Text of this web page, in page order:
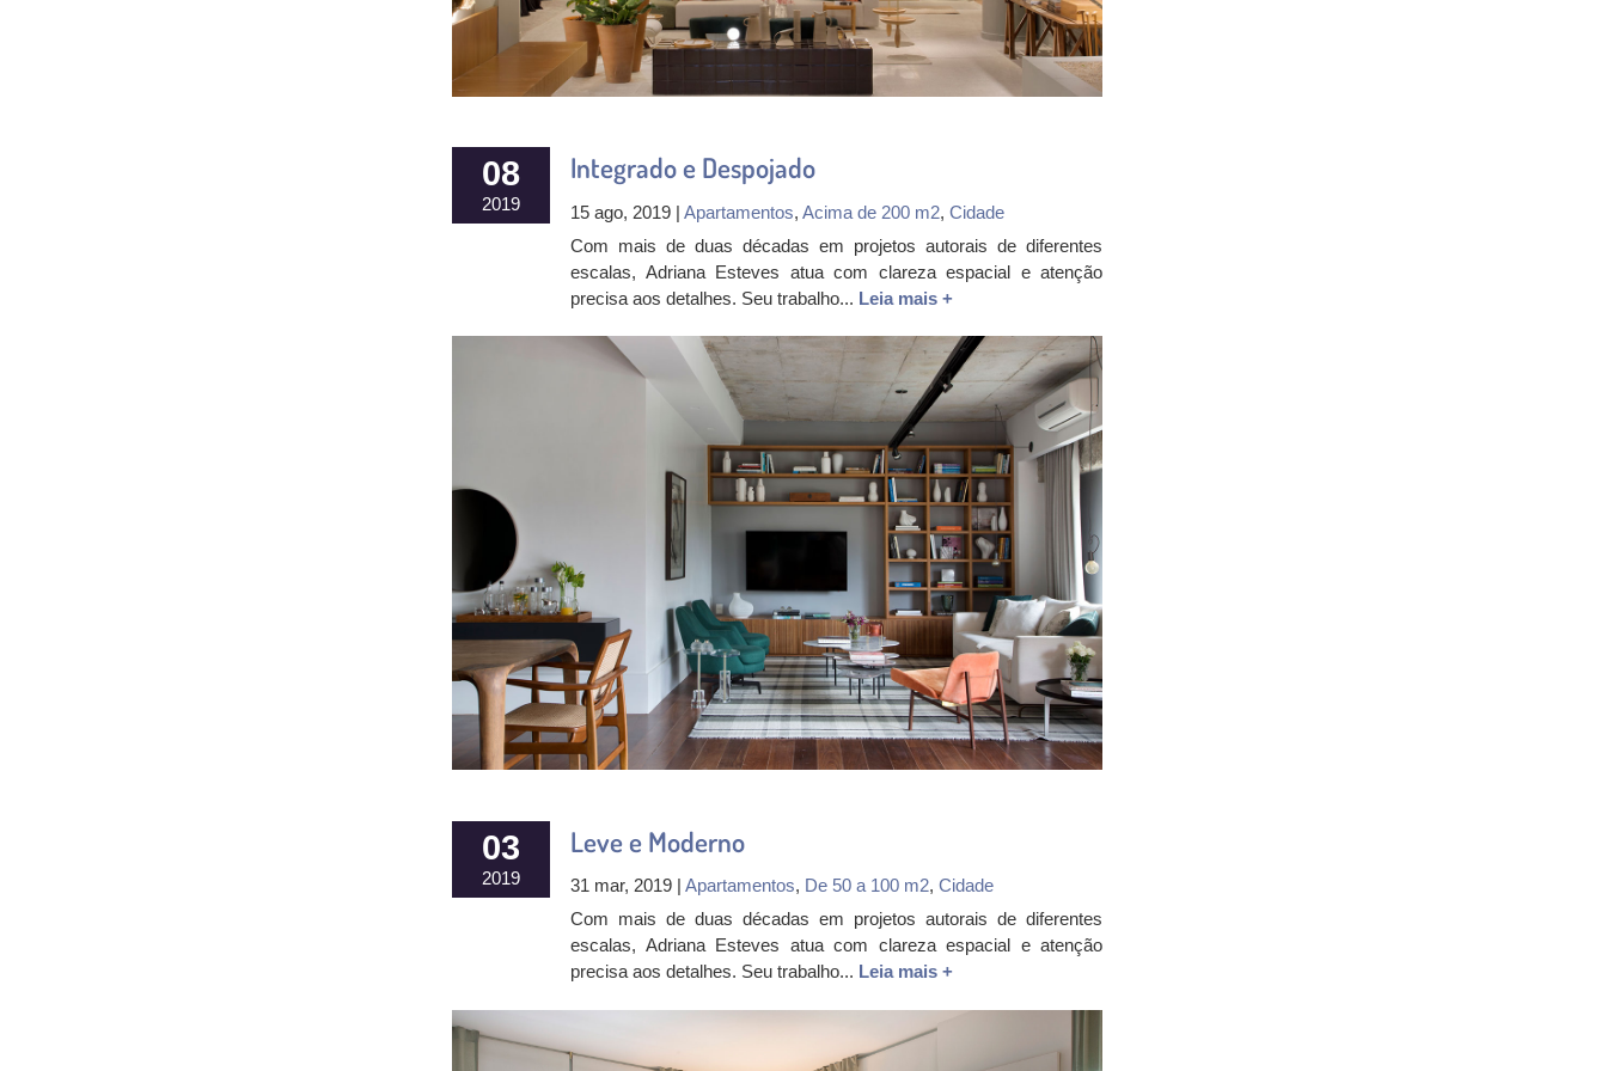
08
2019
Integrado e Despojado
15 ago, 2019 | Apartamentos, Acima de 200 m2, Cidade
Com mais de duas décadas em projetos autorais de diferentes
escalas, Adriana Esteves atua com clareza espacial e atenção
precisa aos detalhes. Seu trabalho... Leia mais +
03
2019
Leve e Moderno
31 mar, 2019 | Apartamentos, De 50 a 100 m2, Cidade
Com mais de duas décadas em projetos autorais de diferentes
escalas, Adriana Esteves atua com clareza espacial e atenção
precisa aos detalhes. Seu trabalho... Leia mais +